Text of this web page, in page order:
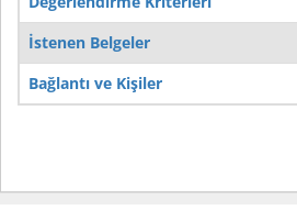
İstenen Belgeler
Bağlantı ve Kişiler